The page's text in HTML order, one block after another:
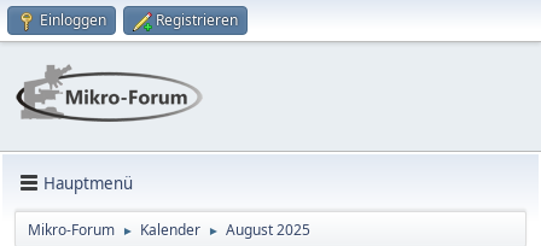
Einloggen Registrieren
Hauptmenü
Mikro-Forum ► Kalender ► August 2025